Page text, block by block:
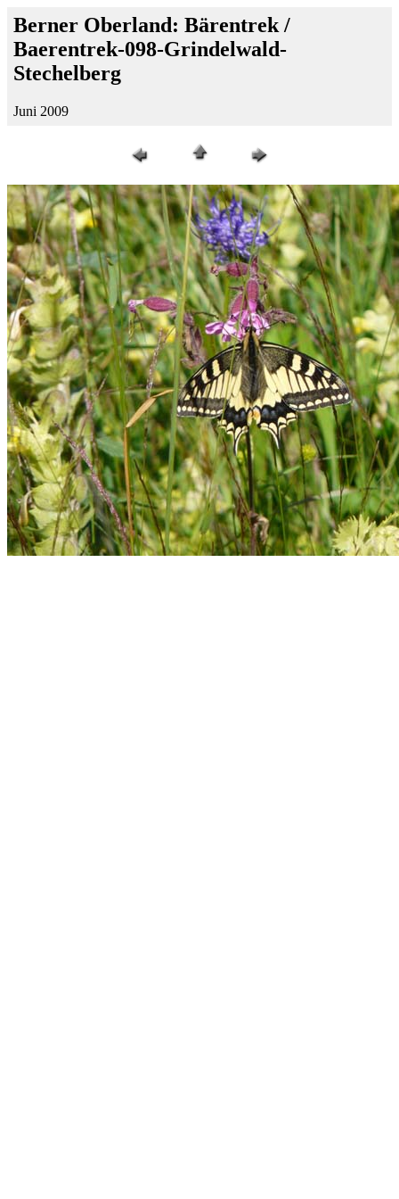
Berner Oberland: Bärentrek /
Baerentrek-098-Grindelwald-
Stechelberg
Juni 2009